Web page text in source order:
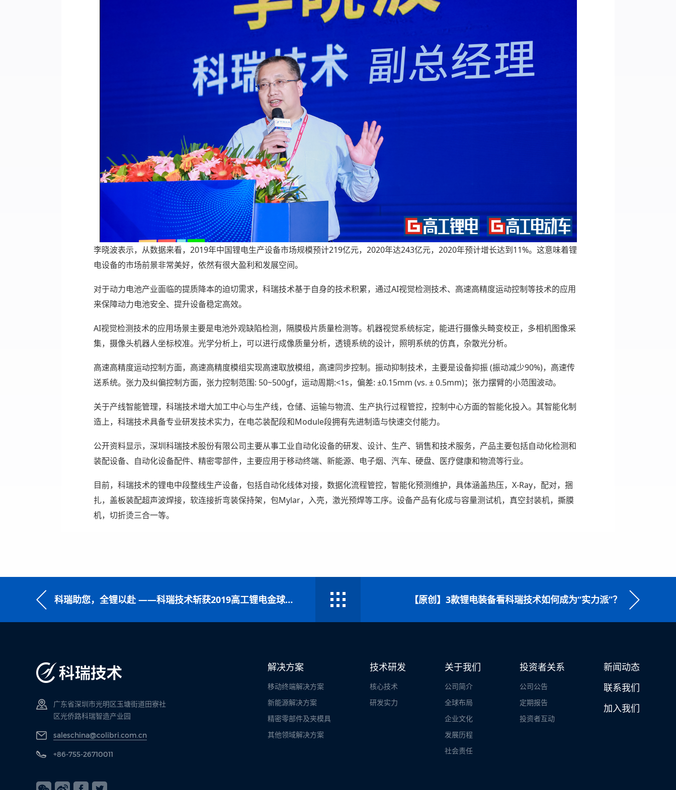
李晓波表示，从数据来看，2019年中国锂电生产设备市场规模预计219亿元，2020年达243亿元，2020年预计增长达到11%。这意味着锂
电设备的市场前景非常美好，依然有很大盈利和发展空间。
对于动力电池产业面临的提质降本的迫切需求，科瑞技术基于自身的技术积累，通过AI视觉检测技术、高速高精度运动控制等技术的应用
来保障动力电池安全、提升设备稳定高效。
AI视觉检测技术的应用场景主要是电池外观缺陷检测，隔膜极片质量检测等。机器视觉系统标定，能进行摄像头畸变校正，多相机图像采
集，摄像头机器人坐标校准。光学分析上，可以进行成像质量分析，透镜系统的设计，照明系统的仿真，杂散光分析。
高速高精度运动控制方面，高速高精度模组实现高速取放模组，高速同步控制。振动抑制技术，主要是设备抑振 (振动减少90%)，高速传
送系统。张力及纠偏控制方面，张力控制范围: 50~500gf，运动周期:<1s，偏差: ±0.15mm (vs. ± 0.5mm)；张力摆臂的小范围波动。
关于产线智能管理，科瑞技术增大加工中心与生产线，仓储、运输与物流、生产执行过程管控，控制中心方面的智能化投入。其智能化制
造上，科瑞技术具备专业研发技术实力，在电芯装配段和Module段拥有先进制造与快速交付能力。
公开资料显示，深圳科瑞技术股份有限公司主要从事工业自动化设备的研发、设计、生产、销售和技术服务，产品主要包括自动化检测和
装配设备、自动化设备配件、精密零部件，主要应用于移动终端、新能源、电子烟、汽车、硬盘、医疗健康和物流等行业。
目前，科瑞技术的锂电中段整线生产设备，包括自动化线体对接，数据化流程管控，智能化预测维护，具体涵盖热压，X-Ray，配对，捆
扎，盖板装配超声波焊接，软连接折弯装保持架，包Mylar，入壳，激光预焊等工序。设备产品有化成与容量测试机，真空封装机，撕膜
机，切折烫三合一等。
科瑞助您，全锂以赴 ——科瑞技术斩获2019高工锂电金球奖二项大奖 【原创】3款锂电装备看科瑞技术如何成为“实力派”？
广东省深圳市光明区玉塘街道田寮社
区光侨路科瑞智造产业园
saleschina@colibri.com.cn
+86-755-26710011
解决方案
移动终端解决方案
新能源解决方案
精密零部件及夹模具
其他领域解决方案
技术研发
核心技术
研发实力
关于我们
公司简介
全球布局
企业文化
发展历程
社会责任
投资者关系
公司公告
定期报告
投资者互动
新闻动态
联系我们
加入我们